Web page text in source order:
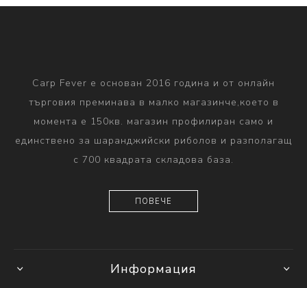
Carp Fever е основан 2016 година и от онлайн
търговия преминава в малко магазинче,което в
момента е 150кв. магазин профилиран само и
единствено за шаранджийски риболов и разполагащ
с 700 квадрата складова база.
ПОВЕЧЕ
Информация